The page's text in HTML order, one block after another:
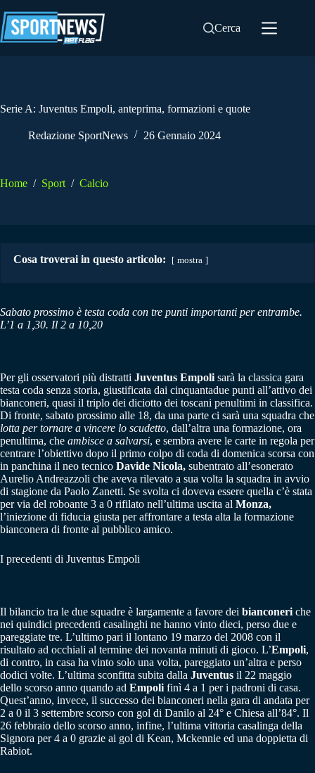
al
contenuto
Cerca
Serie A: Juventus Empoli, anteprima, formazioni e quote
Redazione SportNews 26 Gennaio 2024
Home / Sport / Calcio
Cosa troverai in questo articolo: mostra
Sabato prossimo è testa coda con tre punti importanti per entrambe.
L’1 a 1,30. Il 2 a 10,20
Per gli osservatori più distratti Juventus Empoli sarà la classica gara
testa coda senza storia, giustificata dai cinquantadue punti all’attivo dei
bianconeri, quasi il triplo dei diciotto dei toscani penultimi in classifica.
Di fronte, sabato prossimo alle 18, da una parte ci sarà una squadra che
lotta per tornare a vincere lo scudetto, dall’altra una formazione, ora
penultima, che ambisce a salvarsi, e sembra avere le carte in regola per
centrare l’obiettivo dopo il primo colpo di coda di domenica scorsa con
in panchina il neo tecnico Davide Nicola, subentrato all’esonerato
Aurelio Andreazzoli che aveva rilevato a sua volta la squadra in avvio
di stagione da Paolo Zanetti. Se svolta ci doveva essere quella c’è stata
per via del roboante 3 a 0 rifilato nell’ultima uscita al Monza,
l’iniezione di fiducia giusta per affrontare a testa alta la formazione
bianconera di fronte al pubblico amico.
I precedenti di Juventus Empoli
Il bilancio tra le due squadre è largamente a favore dei bianconeri che
nei quindici precedenti casalinghi ne hanno vinto dieci, perso due e
pareggiate tre. L’ultimo pari il lontano 19 marzo del 2008 con il
risultato ad occhiali al termine dei novanta minuti di gioco. L’Empoli,
di contro, in casa ha vinto solo una volta, pareggiato un’altra e perso
dodici volte. L’ultima sconfitta subita dalla Juventus il 22 maggio
dello scorso anno quando ad Empoli finì 4 a 1 per i padroni di casa.
Quest’anno, invece, il successo dei bianconeri nella gara di andata per
2 a 0 il 3 settembre scorso con gol di Danilo al 24° e Chiesa all’84°. Il
26 febbraio dello scorso anno, infine, l’ultima vittoria casalinga della
Signora per 4 a 0 grazie ai gol di Kean, Mckennie ed una doppietta di
Rabiot.